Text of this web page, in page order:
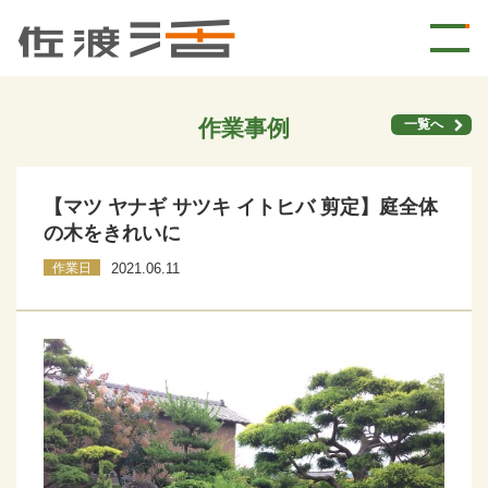
作業事例 一覧へ
【マツ ヤナギ サツキ イトヒバ 剪定】庭全体
の木をきれいに
作業日 2021.06.11